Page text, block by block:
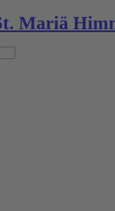
Mariä